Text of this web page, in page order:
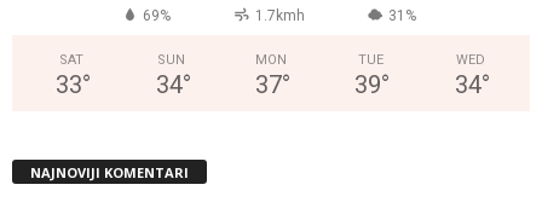
69% 1.7kmh 31%
SAT
33°
SUN
34°
MON
37°
TUE
39°
WED
34°
NAJNOVIJI KOMENTARI